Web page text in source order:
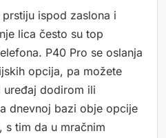
ispod zaslona i
lica često su top
P40 Pro se oslanja
opcija, pa možete
dodirom ili
dnevnoj bazi obje opcije
s tim da u mračnim